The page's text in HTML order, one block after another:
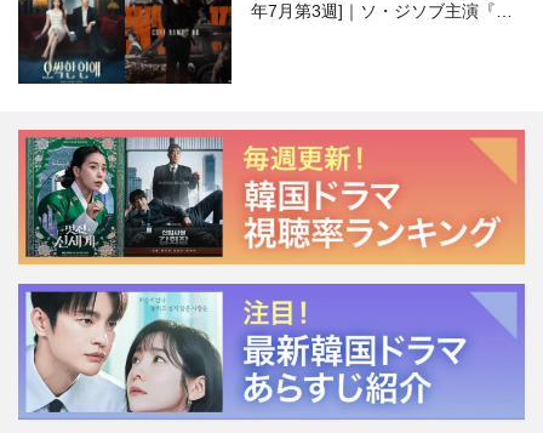
年7月第3週]｜ソ・ジソブ主演『エ